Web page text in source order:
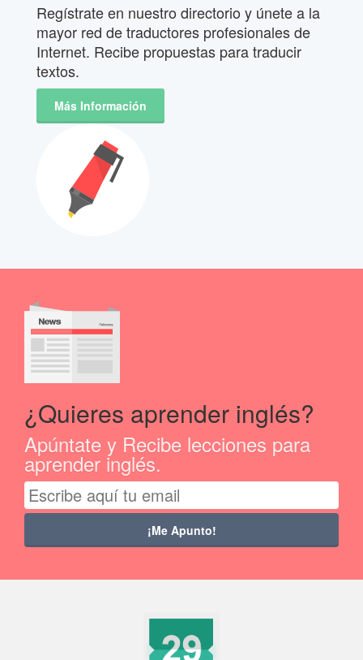
Regístrate en nuestro directorio y únete a la
mayor red de traductores profesionales de
Internet. Recibe propuestas para traducir
textos.
Más Información
¿Quieres aprender inglés?
Apúntate y Recibe lecciones para
aprender inglés.